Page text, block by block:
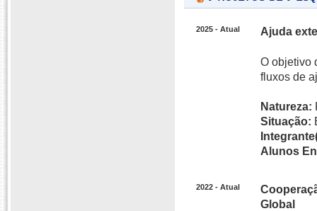
2025 - Atual Ajuda
O objetivo
fluxos de
Natureza:
Situação:
Alunos
2022 - Atual
Global